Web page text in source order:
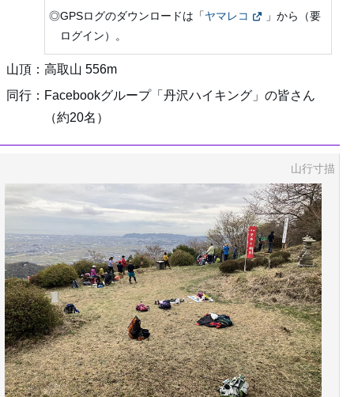
◎GPSログのダウンロードは「ヤマレコ
」から（要
ログイン）。
山頂：高取山 556m
同行：Facebookグループ「丹沢ハイキング」の皆さん
（約20名）
山行寸描